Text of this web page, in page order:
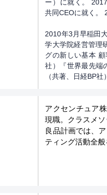
ー）に就く。
共同CEOに就く。
2010年3月早稲田
学大学院経営管理
グの新しい基本
社）『世界最先端
（共著、日経BP
アクセンチュア
現職。クラスメ
良品計画では、
ティング活動全般